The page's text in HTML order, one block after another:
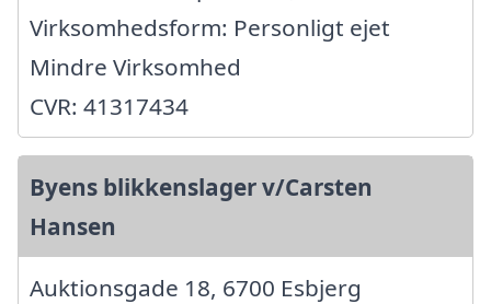
Virksomhedsform: Personligt ejet
Mindre Virksomhed
CVR: 41317434
Byens blikkenslager v/Carsten
Hansen
Auktionsgade 18, 6700 Esbjerg